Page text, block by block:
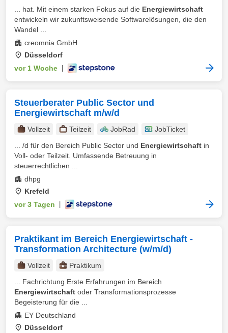
... hat. Mit einem starken Fokus auf die Energiewirtschaft
entwickeln wir zukunftsweisende Softwarelösungen, die den
Wandel ...
creomnia GmbH
Düsseldorf
vor 1 Woche
Steuerberater Public Sector und
Energiewirtschaft m/w/d
Vollzeit Teilzeit JobRad
JobTicket
... /d für den Bereich Public Sector und Energiewirtschaft in
Voll- oder Teilzeit. Umfassende Betreuung in
steuerrechtlichen ...
dhpg
Krefeld
vor 3 Tagen
Praktikant im Bereich Energiewirtschaft -
Transformation Architecture (w/m/d)
Vollzeit
Praktikum
... Fachrichtung Erste Erfahrungen im Bereich
Energiewirtschaft oder Transformationsprozesse
Begeisterung für die ...
EY Deutschland
Düsseldorf